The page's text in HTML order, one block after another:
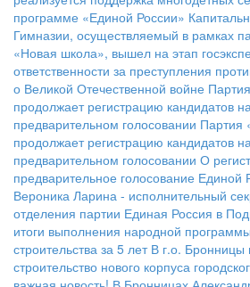
программе «Единой России»
Гимназии, осуществляемый в рамках
«Новая школа», вышел на этап
ответственности за преступления
о Великой Отечественной войне
продолжает регистрацию кандидатов
предварительном голосовании Партия
продолжает регистрацию кандидатов
предварительном голосовании О
предварительное голосование Единой
Вероника Ларина - исполнительный
отделения партии Единая Россия в
итоги выполнения народной
строительства за 5 лет В г.о.
строительство нового корпуса